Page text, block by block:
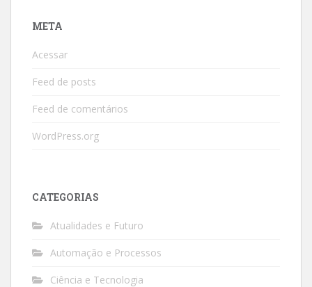
META
Acessar
Feed de posts
Feed de comentários
WordPress.org
CATEGORIAS
Atualidades e Futuro
Automação e Processos
Ciência e Tecnologia